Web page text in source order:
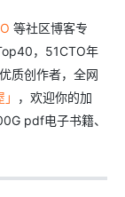
等社区博客专
，51CTO年
质创作者，全网
，欢迎你的加
pdf电子书籍、